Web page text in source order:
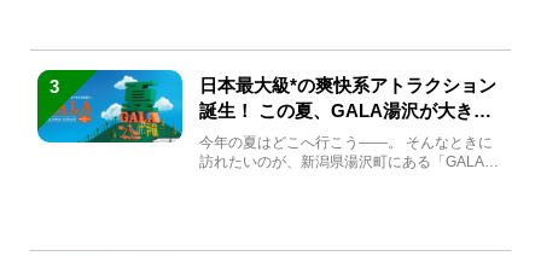
3
日本最大級*の爽快系アトラクション
誕生！ この夏、GALA湯沢が大きく
生まれ変わる
今年の夏はどこへ行こう――。 そんなときに
訪れたいのが、新潟県湯沢町にある「GALA湯